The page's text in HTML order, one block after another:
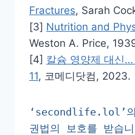
Fractures, Sarah
[3] Nutrition and
Weston A. Price,
[4] 칼슘 영양제 대신…
11, 코메디닷컴, 2023.
‘secondlife.lol’의
권법의 보호를 받습